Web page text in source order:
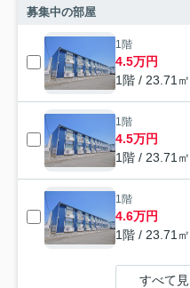
募集中の部屋
1階
4.5万円
1階 / 23.71
1階
4.5万円
1階 / 23.71
1階
4.6万円
1階 / 23.71
すべて見